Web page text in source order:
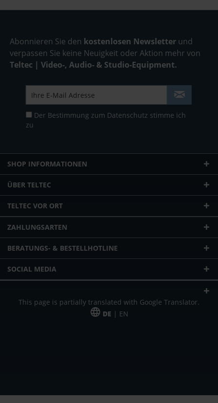
Abonnieren Sie den kostenlosen Newsletter und
verpassen Sie keine Neuigkeit oder Aktion mehr von
Teltec | Video-, Audio- & Studio-Equipment.
Der Bestimmung zum Datenschutz stimme ich
zu
SHOP INFORMATIONEN
ÜBER TELTEC
TELTEC VOR ORT
ZAHLUNGSARTEN
BERATUNGS- & BESTELLHOTLINE
SOCIAL MEDIA
This page is partially translated with Google Translator.
DE | EN